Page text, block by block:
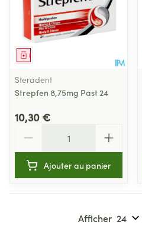
Médicament
Steradent
Strepfen 8,75mg Past 24
10,30 €
Ajouter au panier
Afficher